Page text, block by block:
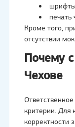
шрифты
печать
Кроме того,
отсутствии
Почему
Чехове
критерии. Для
корректности